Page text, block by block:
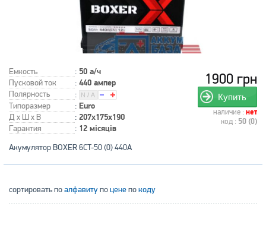
Емкость : 50 а/ч
Пусковой ток : 440 ампер
Полярность
:
Типоразмер
: Euro
Д x Ш x В : 207x175x190
Гарантия : 12 місяців
1900 грн
Купить
наличие : нет
код : 50 (0)
Акумулятор BOXER 6CT-50 (0) 440A
сортировать поалфавитупоценепокоду